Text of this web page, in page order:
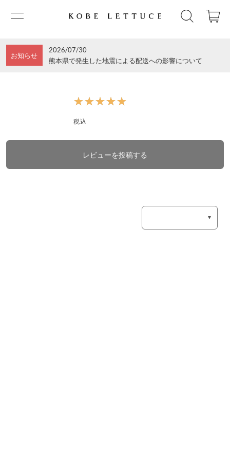
お知らせ
2026/07/30
熊本県で発生した地震による配送への影響について
★★★★★
★★★★★
税込
レビューを投稿する